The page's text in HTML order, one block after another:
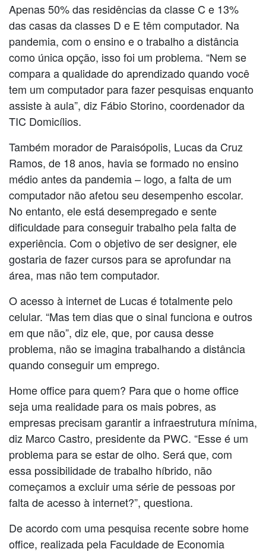
Apenas 50% das residências da classe C e 13%
das casas da classes D e E têm computador. Na
pandemia, com o ensino e o trabalho a distância
como única opção, isso foi um problema. “Nem se
compara a qualidade do aprendizado quando você
tem um computador para fazer pesquisas enquanto
assiste à aula”, diz Fábio Storino, coordenador da
TIC Domicílios.
Também morador de Paraisópolis, Lucas da Cruz
Ramos, de 18 anos, havia se formado no ensino
médio antes da pandemia – logo, a falta de um
computador não afetou seu desempenho escolar.
No entanto, ele está desempregado e sente
dificuldade para conseguir trabalho pela falta de
experiência. Com o objetivo de ser designer, ele
gostaria de fazer cursos para se aprofundar na
área, mas não tem computador.
O acesso à internet de Lucas é totalmente pelo
celular. “Mas tem dias que o sinal funciona e outros
em que não”, diz ele, que, por causa desse
problema, não se imagina trabalhando a distância
quando conseguir um emprego.
Home office para quem? Para que o home office
seja uma realidade para os mais pobres, as
empresas precisam garantir a infraestrutura mínima,
diz Marco Castro, presidente da PWC. “Esse é um
problema para se estar de olho. Será que, com
essa possibilidade de trabalho híbrido, não
começamos a excluir uma série de pessoas por
falta de acesso à internet?”, questiona.
De acordo com uma pesquisa recente sobre home
office, realizada pela Faculdade de Economia